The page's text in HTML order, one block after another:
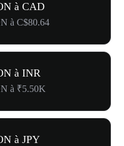
à CAD
à C$80.64
à INR
à ₹5.50K
à JPY